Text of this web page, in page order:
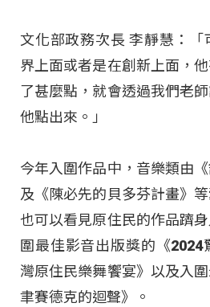
文化部政務次長 李靜慧：
界上面或者是在創新上面，
了甚麼點，就會透過我們老
他點出來。」
今年入圍作品中，音樂類由
及《陳必先的貝多芬計畫》
也可以看見原住民的作品躋
圍最佳影音出版獎的《2024
灣原住民樂舞饗宴》以及入
聿賽德克的迴聲》。